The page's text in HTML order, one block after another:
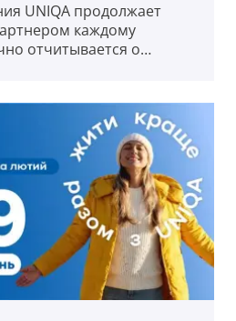
UNIQA продолжает
каждому
отчитывается о